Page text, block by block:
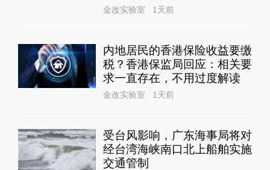
金改实验室 1天前
内地居民的香港保险收益要缴
税？香港保监局回应：相关要
求一直存在，不用过度解读
金改实验室 1天前
受台风影响，广东海事局将对
经台湾海峡南口北上船舶实施
交通管制